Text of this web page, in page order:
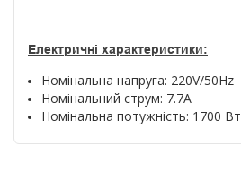
Електричні характеристики:
Номінальна напруга: 220V/50Hz
Номінальний струм: 7.7A
Номінальна потужність: 1700 Вт